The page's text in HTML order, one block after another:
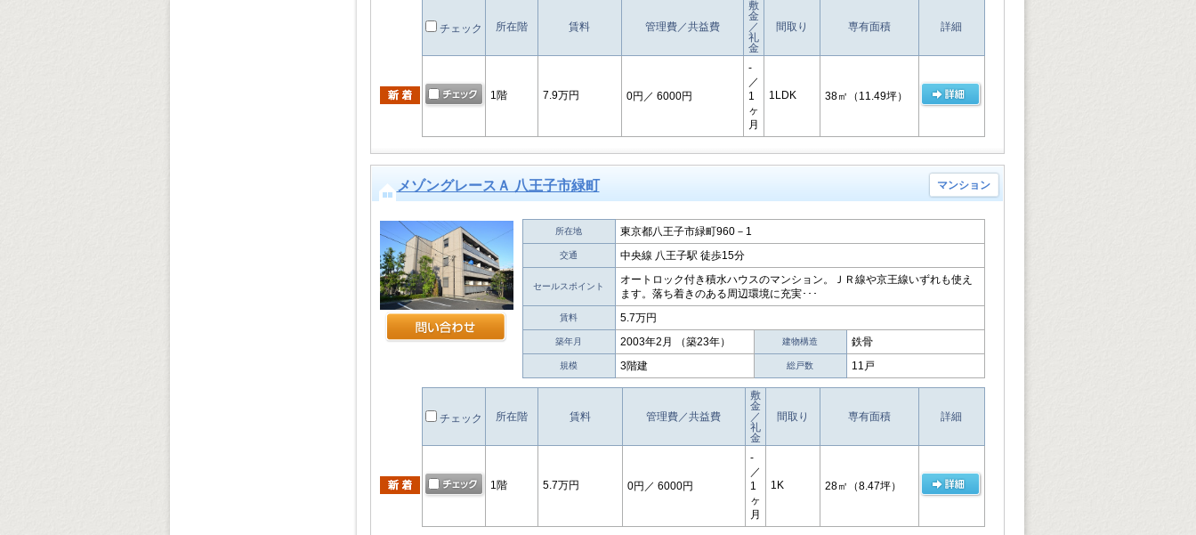
チェック 所在階 賃料 管理費／共益費
敷
金
／
礼
金
間取り 専有面積 詳細
1階 7.9万円 0円 ／ 6000円
-
／
1
ヶ
月
1LDK 38㎡ （11.49坪）
メゾングレースＡ 八王子市緑町 マンション
所在地 東京都八王子市緑町960－1
交通 中央線 八王子駅 徒歩15分
セールスポイント
オートロック付き積水ハウスのマンション。ＪＲ線や京王線いずれも使え
ます。落ち着きのある周辺環境に充実･･･
賃料 5.7万円
築年月 2003年2月 （築23年） 建物構造 鉄骨
規模 3階建 総戸数 11戸
チェック 所在階 賃料 管理費／共益費
敷
金
／
礼
金
間取り 専有面積 詳細
1階 5.7万円 0円 ／ 6000円
-
／
1
ヶ
月
1K 28㎡ （8.47坪）